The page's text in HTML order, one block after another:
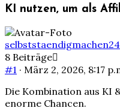
KI nutzen, um als
selbststaendigmachen24
8 Beiträge
#1 · März 2, 2026, 8:17
Die Kombination aus KI
enorme Chancen.